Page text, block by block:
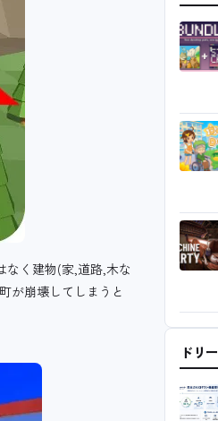
なく建物(家,道路,木な
が崩壊してしまうと
ドリ